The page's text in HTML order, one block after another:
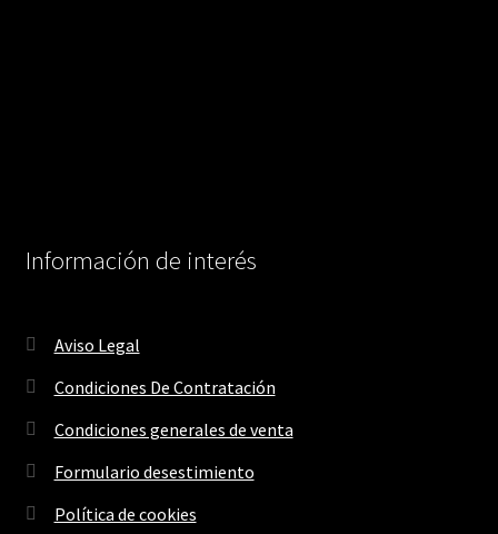
Información de interés
Aviso Legal
Condiciones De Contratación
Condiciones generales de venta
Formulario desestimiento
Política de cookies